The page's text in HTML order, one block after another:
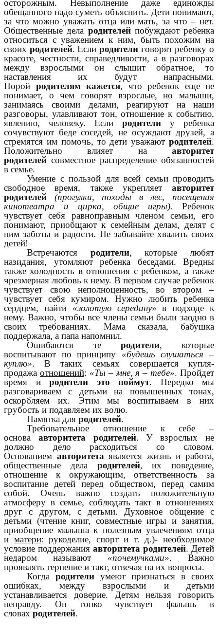
осторожным. Невыполнение даже единожды
обещанного надо суметь объяснить. Дети понимают,
за что можно уважать отца или мать, за что – нет.
Общественные дела родителейпобуждают ребенка
относиться с уважением к ним, быть похожим на
своих родителей. Еслиродители говорят ребенку о
красоте, честности, справедливости, а в разговорах
между взрослыми он слышит обратное, то
наставления их будут напрасными.
Порой родителям кажется, что ребенок еще не
понимает, о чем говорят взрослые, но малыши,
занимаясь своими делами, реагируют на наши
разговоры, улавливают тон, отношение к событию,
явлению, человеку. Если родители у ребенка
сочувствуют беде соседей, не осуждают друзей, а
стремятся им помочь, то дети уважают родителей.
Положительно влияет на авторитет
родителей совместное распределение обязанностей
в семье.
Умение с пользой для всей семьи проводить
свободное время, также укрепляет авторитет
родителей (прогулки, походы в лес, посещения
кинотеатра и цирка, общие игры). Ребенок
чувствует себя равноправным членом семьи, его
понимают, приобщают к семейным делам, делят с
ним заботы и радости. Не забывайте хвалить своих
детей!
Встречаются родители, которые любят
назидания, утомляют ребенка беседами. Вредны
также холодность в отношения с ребенком, а также
чрезмерная любовь к нему. В первом случае ребенок
чувствует свою неполноценность, во втором –
чувствует себя кумиром. Нужно любить ребенка
сердцем, найти «золотую середину» в подходе к
нему. Важно, чтобы все члены семьи были заодно в
своих требованиях. Мама сказала, бабушка
поддержала, а папа напомнил.
Ошибаются те родители, которые
воспитывают по принципу «будешь слушаться –
куплю». В таких семьях совершается купля-
продажа отношений: «Ты – мне, я – тебе». Пройдет
время и родители это поймут. Нередко мы
разговариваем с детьми на повышенных тонах,
оскорбляем их. Этим мы воспитываем в них
грубость и подавляем их волю.
Памятка дляродителей.
Требовательное отношение к себе –
основа авторитета родителей. У взрослых не
должно дело расходиться со словом.
Основанием авторитета является жизнь и работа,
общественные дела родителей, их поведение,
отношение к окружающим, ответственность за
воспитание детей перед обществом, перед самим
собой. Очень важно создать положительную
атмосферу в семье, соблюдать такт в отношениях
друг с другом, с детьми. Духовное общение с
детьми (чтение книг, совместные игры и занятия,
приобщение малыша к полезным увлечениям отца
и матери: рукоделие, спорт и т. д.)- необходимое
условие поддержания авторитета родителей. Детей
недаром называют «почемучками». Важно
проявлять терпение и такт, отвечая на их вопросы.
Когдародители умеют признаться в своих
ошибках, между взрослыми и детьми
устанавливается доверие. Детям нельзя говорить
неправду. Он тонко чувствует фальшь в
словах родителей.